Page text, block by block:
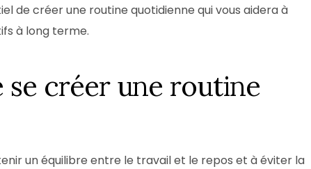
de créer une routine quotidienne qui vous aidera à
à long terme.
se créer une routine
un équilibre entre le travail et le repos et à éviter la